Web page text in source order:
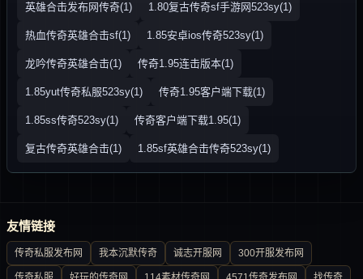
英雄合击发布网传奇(1) 1.80复古传奇sf手游网523sy(1)
热血传奇英雄合击sf(1) 1.85安卓ios传奇523sy(1)
龙吟传奇英雄合击(1) 传奇1.95连击版本(1)
1.85yut传奇私服523sy(1) 传奇1.95客户端下载(1)
1.85ss传奇523sy(1) 传奇客户端下载1.95(1)
复古传奇英雄合击(1) 1.85sf英雄合击传奇523sy(1)
友情链接
传奇私服发布网 我本沉默传奇 诚志开服网 300开服发布网